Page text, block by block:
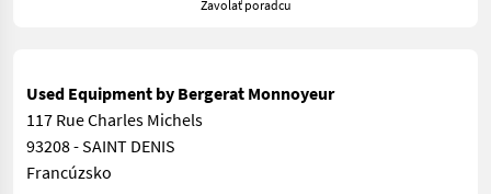
Zavolať poradcu
Used Equipment by Bergerat Monnoyeur
117 Rue Charles Michels
93208 - SAINT DENIS
Francúzsko